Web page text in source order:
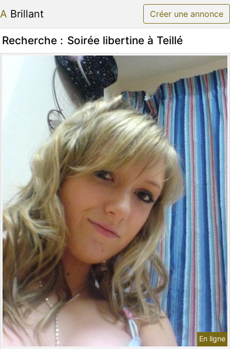
A Brillant Créer une annonce
Recherche : Soirée libertine à Teillé
En ligne